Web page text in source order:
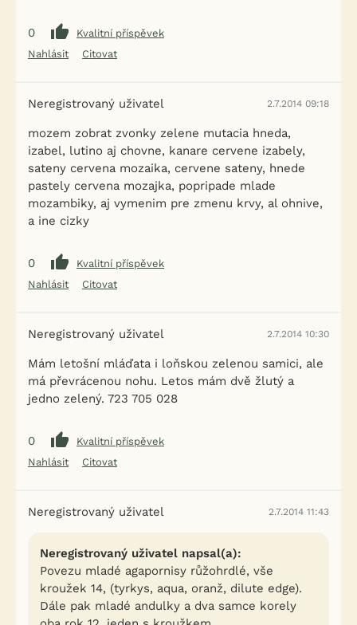
0
Kvalitní příspěvek
Nahlásit
Citovat
Neregistrovaný uživatel 2.7.2014 09:18
mozem zobrat zvonky zelene mutacia hneda,
izabel, lutino aj chovne, kanare cervene izabely,
sateny cervena mozaika, cervene sateny, hnede
pastely cervena mozajka, popripade mlade
mozambiky, aj vymenim pre zmenu krvy, al ohnive,
a ine cizky
0
Kvalitní příspěvek
Nahlásit
Citovat
Neregistrovaný uživatel 2.7.2014 10:30
Mám letošní mláďata i loňskou zelenou samici, ale
má převrácenou nohu. Letos mám dvě žlutý a
jedno zelený. 723 705 028
0
Kvalitní příspěvek
Nahlásit
Citovat
Neregistrovaný uživatel 2.7.2014 11:43
Neregistrovaný uživatel napsal(a):
Povezu mladé agapornisy růžohrdlé, vše
kroužek 14, (tyrkys, aqua, oranž, dilute edge).
Dále pak mladé andulky a dva samce korely